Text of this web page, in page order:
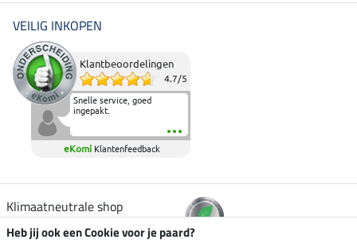
VEILIG INKOPEN
Klantbeoordelingen
4.7/5
Snelle service, goed
ingepakt.
eKomi Klantenfeedback
Klimaatneutrale shop
Heb jij ook een Cookie voor je paard?